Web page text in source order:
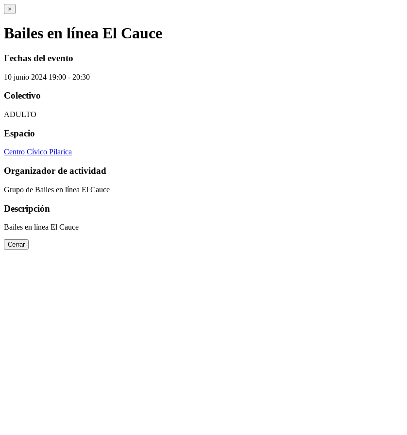
×
Bailes en línea El Cauce
Fechas del evento
10 junio 2024 19:00 - 20:30
Colectivo
ADULTO
Espacio
Centro Cívico Pilarica
Organizador de actividad
Grupo de Bailes en línea El Cauce
Descripción
Bailes en línea El Cauce
Cerrar